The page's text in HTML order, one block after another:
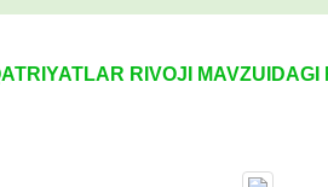
RIVOJI